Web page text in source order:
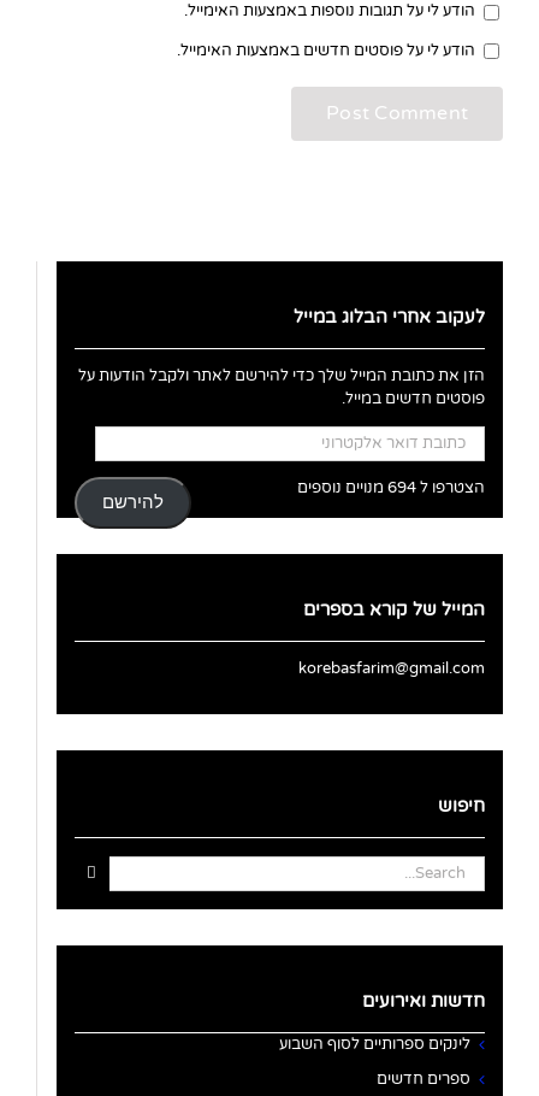
הודע לי על תגובות נוספות באמצעות האימייל.
הודע לי על פוסטים חדשים באמצעות האימייל.
לעקוב אחרי הבלוג במייל
הזן את כתובת המייל שלך כדי להירשם לאתר ולקבל הודעות על
פוסטים חדשים במייל.
כתובת
דואר
אלקטרוני
להירשם
הצטרפו ל 694 מנויים נוספים
המייל של קורא בספרים
korebasfarim@gmail.com
חיפוש
Search
for:
חדשות ואירועים
לינקים ספרותיים לסוף השבוע
ספרים חדשים